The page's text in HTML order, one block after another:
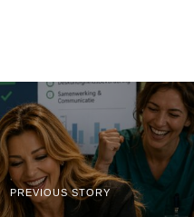
PREVIOUS STORY